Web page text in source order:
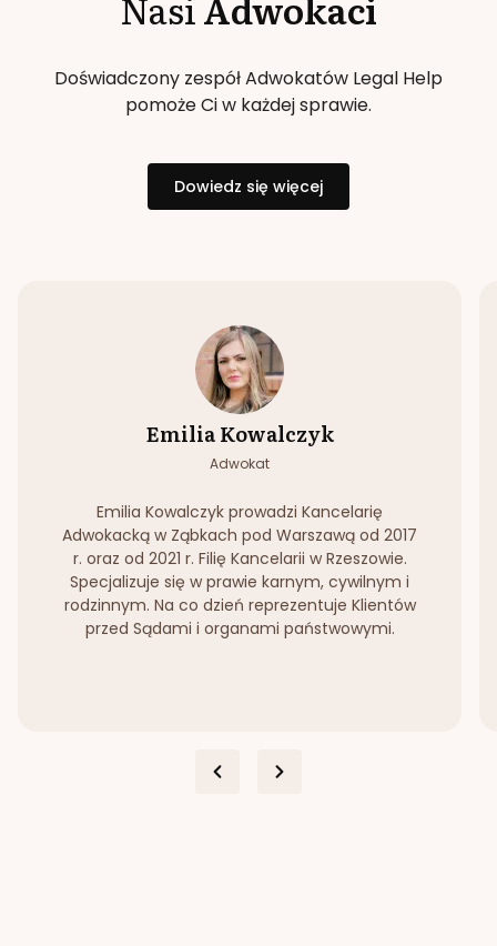
Doświadczony zespół Adwokatów Legal Help
pomoże Ci w każdej sprawie.
Dowiedz się więcej
Emilia Kowalczyk
Adwokat
Emilia Kowalczyk prowadzi Kancelarię
Adwokacką w Ząbkach pod Warszawą od 2017
r. oraz od 2021 r. Filię Kancelarii w Rzeszowie.
Specjalizuje się w prawie karnym, cywilnym i
rodzinnym. Na co dzień reprezentuje Klientów
przed Sądami i organami państwowymi.